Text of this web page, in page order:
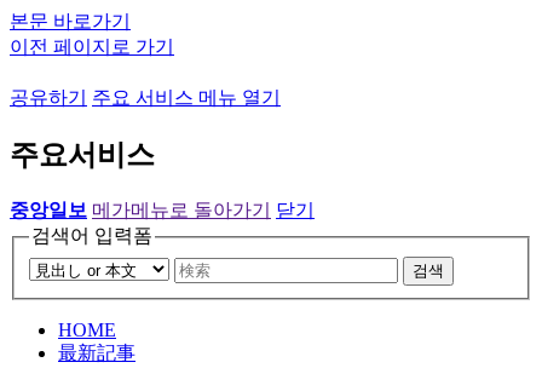
본문 바로가기
이전 페이지로 가기
공유하기 주요 서비스 메뉴 열기
주요서비스
중앙일보 메가메뉴로 돌아가기
닫기
검색어 입력폼
검색
HOME
最新記事